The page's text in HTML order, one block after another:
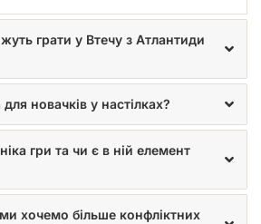
грати у Втечу з Атлантиди
новачків у настілках?
гри та чи є в ній елемент
хочемо більше конфліктних